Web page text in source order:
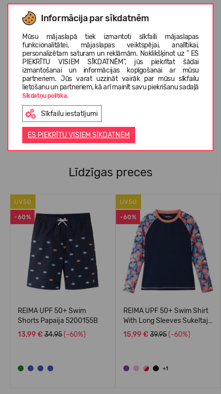
Informācija par sīkdatnēm
Mūsu mājaslapā tiek izmantoti sīkfaili mājaslapas
funkcionalitātei, mājaslapas veiktspējai, analītikai,
personalizētam saturam un reklāmām. Noklikšķinot uz " ES
PIEKRĪTU VISIEM SĪKDATNĒM", jūs piekrītat šādai
izmantošanai un informācijas kopīgošanai ar mūsu
partneriem. Jūs varat uzzināt vairāk par mūsu sīkfailu
lietošanu un partneriem, kā arī mainīt savu piekrišanu sadaļā
Sīkdatņu politika.
Sīkfailu iestatījumi
ES PIEKRĪTU VISIEM SĪKDATNĒM
KOPŠANAS INSTRUKCIJA
IZMĒRU TABULA
PAR REIMA
KLIENTU ATSAUKSMES (0)
Līdzīgas preces
-60%
UV50
REIMA UPF 50+ Swim
Shorts Papaija 5200155B
13,99 € 34.95 (-60%)
-60%
UV50
REIMA UPF 50+ Swim Shirt
With Long Sleeves Sukeltaja
5200140A
15,99 € 39.95 (-60%)
+1